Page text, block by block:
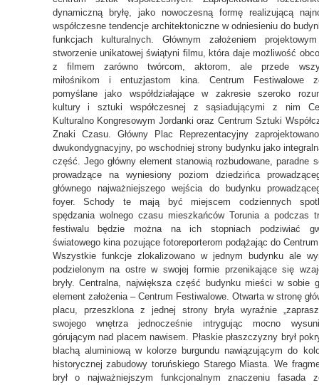
dynamiczną bryłę, jako nowoczesną formę realizującą
współczesne tendencje architektoniczne w odniesieniu do
funkcjach kulturalnych. Głównym założeniem
stworzenie unikatowej świątyni filmu, która daje możliwość
z filmem zarówno twórcom, aktorom, ale przede
miłośnikom i entuzjastom kina. Centrum Festiwalowe
pomyślane jako współdziałające w zakresie szeroko
kultury i sztuki współczesnej z sąsiadującymi z nim
Kulturalno Kongresowym Jordanki oraz Centrum Sztuki
Znaki Czasu. Główny Plac Reprezentacyjny
dwukondygnacyjny, po wschodniej strony budynku jako
część. Jego główny element stanowią rozbudowane, paradne
prowadzące na wyniesiony poziom dziedzińca
głównego najważniejszego wejścia do budynku
foyer. Schody te mają być miejscem codziennych
spędzania wolnego czasu mieszkańców Torunia a podczas
festiwalu będzie można na ich stopniach podziwiać
światowego kina pozujące fotoreporterom podążając do
Wszystkie funkcje zlokalizowano w jednym budynku ale
podzielonym na ostre w swojej formie przenikające się
bryły. Centralna, największa część budynku mieści w sobie
element założenia – Centrum Festiwalowe. Otwarta w stronę
placu, przeszklona z jednej strony bryła wyraźnie
swojego wnętrza jednocześnie intrygując mocno
górującym nad placem nawisem. Płaskie płaszczyzny brył
blachą aluminiową w kolorze burgundu nawiązującym do
historycznej zabudowy toruńskiego Starego Miasta. We
brył o najważniejszym funkcjonalnym znaczeniu fasada